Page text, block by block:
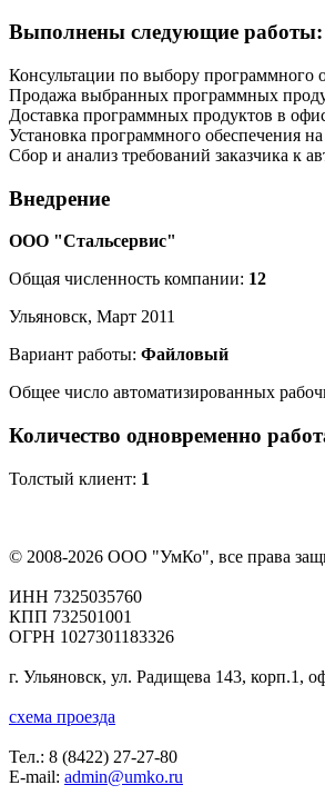
Выполнены следующие работы:
Консультации по выбору программного
Продажа выбранных программных
Доставка программных продуктов в
Установка программного обеспечения
Сбор и анализ требований заказчика к
Внедрение
ООО "Стальсервис"
Общая численность компании: 12
Ульяновск, Март 2011
Вариант работы: Файловый
Общее число автоматизированных
Количество одновременно
Толстый клиент: 1
© 2008-2026 ООО "УмКо", все права
ИНН 7325035760
КПП 732501001
ОГРН 1027301183326
г. Ульяновск, ул. Радищева 143, корп.1,
схема проезда
Тел.: 8 (8422) 27-27-80
E-mail: admin@umko.ru